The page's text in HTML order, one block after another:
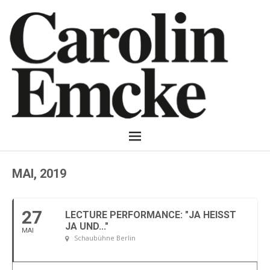
MAI, 2019
27
MAI
LECTURE PERFORMANCE: "JA HEISST J
A UND..."
Schaubühne Berlin